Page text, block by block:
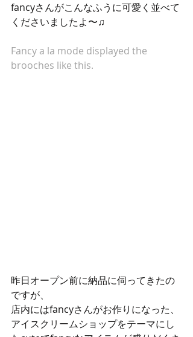
fancyさんがこんなふうに可愛く並べて
くださいましたよ〜♫
Fancy a la mode displayed the
brooches like this.
昨日オープン前に納品に伺ってきたの
ですが、
店内にはfancyさんがお作りになった、
アイスクリームショップをテーマにし